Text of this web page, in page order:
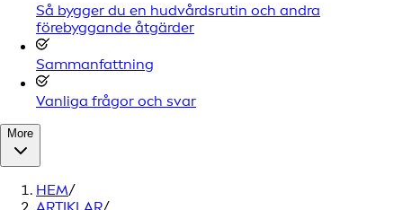
Så bygger du en hudvårdsrutin och andra
förebyggande åtgärder
Sammanfattning
Vanliga frågor och svar
More
HEM/